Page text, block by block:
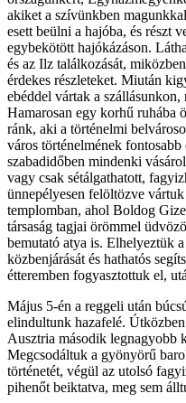
akiket a szívünkben
esett beülni a hajóba, és részt
egybekötött hajókázáson.
és az Ilz találkozását,
érdekes részleteket. Miután
ebéddel vártak a
Hamarosan egy korhű ruhába
ránk, aki a történelmi
város történelmének
szabadidőben mindenki
vagy csak sétálgathatott,
ünnepélyesen felöltözve
templomban, ahol Boldog
társaság tagjai örömmel
bemutató atya is. Elhelyeztük
közbenjárását és hathatós
étteremben fogyasztottuk el,
Május 5-én a reggeli után
elindultunk hazafelé.
Ausztria második legnagyobb
Megcsodáltuk a gyönyörű
történetét, végül az utolsó
pihenőt beiktatva, meg sem